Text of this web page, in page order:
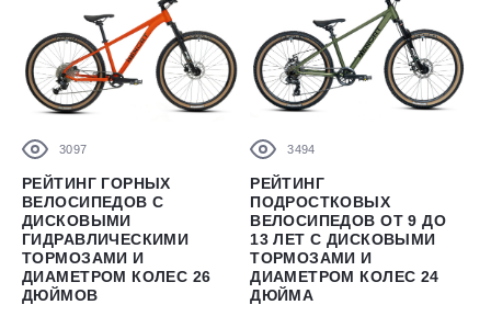
3097
РЕЙТИНГ ГОРНЫХ
ВЕЛОСИПЕДОВ С
ДИСКОВЫМИ
ГИДРАВЛИЧЕСКИМИ
ТОРМОЗАМИ И
ДИАМЕТРОМ КОЛЕС 26
ДЮЙМОВ
3494
РЕЙТИНГ
ПОДРОСТКОВЫХ
ВЕЛОСИПЕДОВ ОТ 9 ДО
13 ЛЕТ С ДИСКОВЫМИ
ТОРМОЗАМИ И
ДИАМЕТРОМ КОЛЕС 24
ДЮЙМА